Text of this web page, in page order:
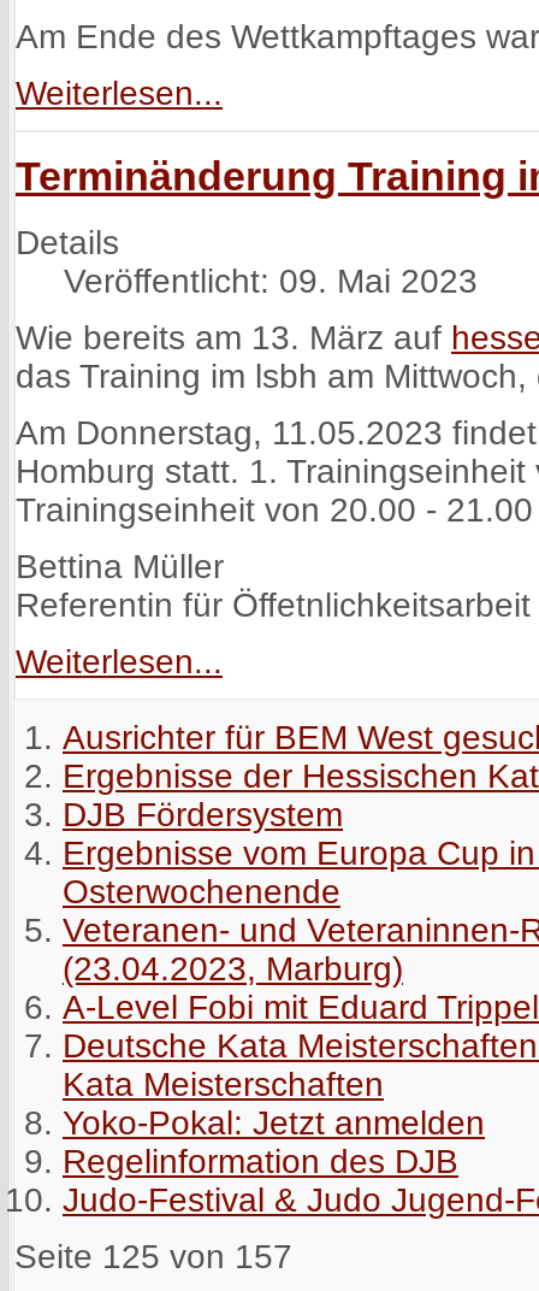
Am Ende des Wettkampftages
Weiterlesen...
Terminänderung Training
Details
Veröffentlicht: 09. Mai 2023
Wie bereits am 13. März auf
das Training im lsbh am
Am Donnerstag, 11.05.2023
Homburg statt. 1.
Trainingseinheit von 20.00 -
Bettina Müller
Referentin für Öffetnlichkeitsarbeit
Weiterlesen...
Ausrichter für BEM West
Ergebnisse der Hessischen
DJB Fördersystem
Ergebnisse vom Europa Cup
Osterwochenende
Veteranen- und Veteraninnen-
(23.04.2023, Marburg)
A-Level Fobi mit Eduard Trippel
Deutsche Kata
Kata Meisterschaften
Yoko-Pokal: Jetzt anmelden
Regelinformation des DJB
Judo-Festival & Judo Jugend-
Seite 125 von 157